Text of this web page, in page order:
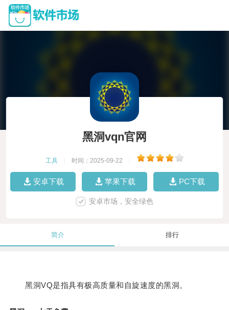
黑洞vqn官网
工具 时间：2025-09-22
安卓下载 苹果下载 PC下载
安卓市场，安全绿色
简介 排行
黑洞VQ是指具有极高质量和自旋速度的黑洞。